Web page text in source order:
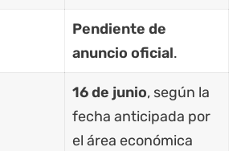
Pendiente de
anuncio oficial.
16 de junio, según la
fecha anticipada por
el área económica